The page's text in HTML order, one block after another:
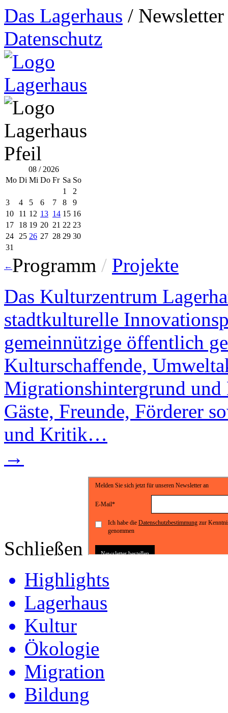
Das Lagerhaus / Newsletter
Datenschutz
08 / 2026
Mo Di Mi Do Fr Sa So
1
2
3
4 5 6 7 8
9
10
11 12 13 14 15 16
17
18 19 20 21 22 23
24
25 26 27 28 29 30
31
← Programm / Projekte
Das Kulturzentrum
stadtkulturelle
gemeinnützige öffentlich
Kulturschaffende,
Migrationshintergrund
Gäste, Freunde, Förderer
und Kritik…
→
Schließen
Highlights
Lagerhaus
Kultur
Ökologie
Migration
Bildung